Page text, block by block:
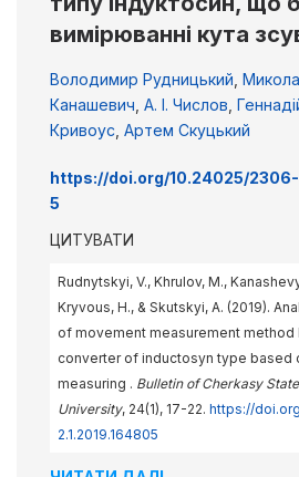
вимірюванні кута
Володимир Рудницький
Канашевич А. І. Числов
Кривоус Артем Скуцький
https://doi.org/10.24025/2306-
5
ЦИТУВАТИ
Rudnytskyi, V., Khrulov, M.,
Kryvous, H., & Skutskyi, A. (2019).
of movement measurement method
converter of inductosyn type based
measuring . Bulletin of Cherkasy
University, 24(1), 17-22. https://
2.1.2019.164805